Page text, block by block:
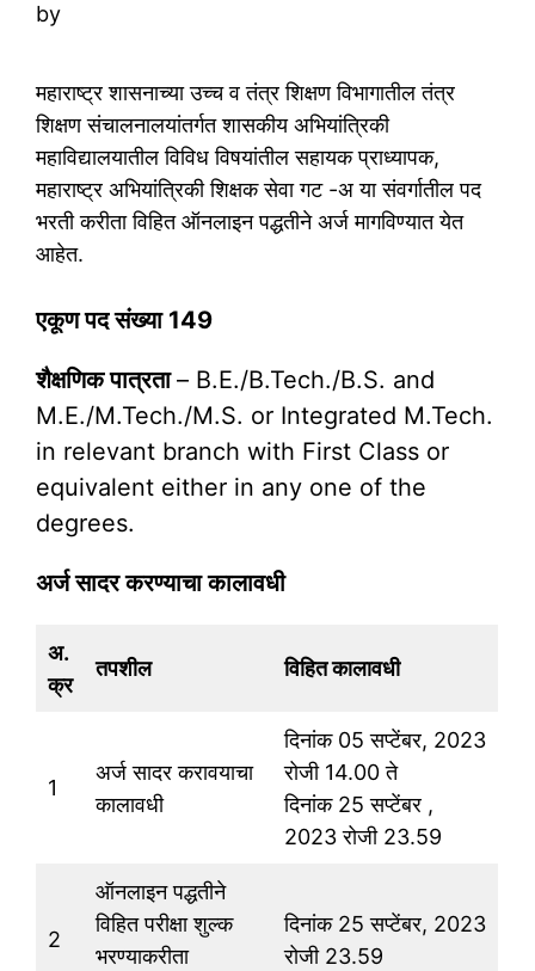
by
महाराष्ट्र शासनाच्या उच्च व तंत्र शिक्षण विभागातील तंत्र
शिक्षण संचालनालयांतर्गत शासकीय अभियांत्रिकी
महाविद्यालयातील विविध विषयांतील सहायक प्राध्यापक,
महाराष्ट्र अभियांत्रिकी शिक्षक सेवा गट -अ या संवर्गातील पद
भरती करीता विहित ऑनलाइन पद्धतीने अर्ज मागविण्यात येत
आहेत.
एकूण पद संख्या 149
शैक्षणिक पात्रता– B.E./B.Tech./B.S. and
M.E./M.Tech./M.S. or Integrated M.Tech.
in relevant branch with First Class or
equivalent either in any one of the
degrees.
अर्ज सादर करण्याचा कालावधी
अ.
क्र
तपशील विहित कालावधी
1
अर्ज सादर करावयाचा
कालावधी
दिनांक 05 सप्टेंबर, 2023
रोजी 14.00 ते
दिनांक 25 सप्टेंबर ,
2023 रोजी 23.59
2
ऑनलाइन पद्धतीने
विहित परीक्षा शुल्क
भरण्याकरीता
दिनांक 25 सप्टेंबर, 2023
रोजी 23.59